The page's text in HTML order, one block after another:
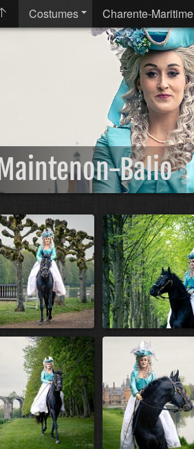
Costumes Charente-Maritime
Maintenon-Balio